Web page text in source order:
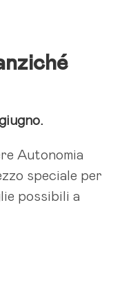
Autonomia
speciale per
possibili a